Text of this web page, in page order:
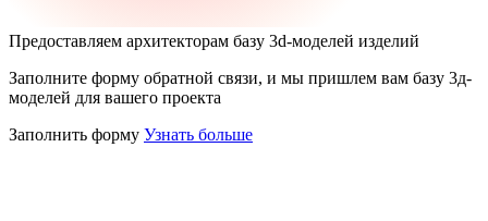
Предоставляем архитекторам базу 3d-моделей изделий
Заполните форму обратной связи, и мы пришлем вам базу 3д-
моделей для вашего проекта
Заполнить форму Узнать больше